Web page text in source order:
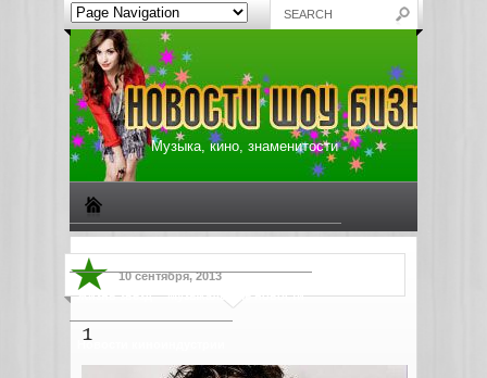
Музыка, кино, знаменитости
Жизнь звезд Музыкальные новости
Новости киноиндустрии
10 сентября, 2013
1